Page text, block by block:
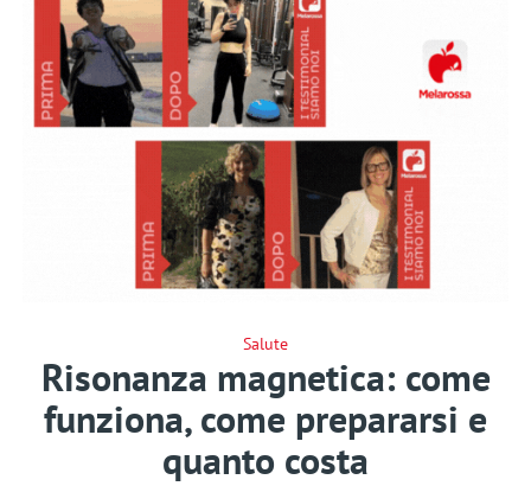
Salute
Risonanza magnetica: come
funziona, come prepararsi e
quanto costa